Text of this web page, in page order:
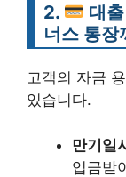
2.
대
너스 통장
고객의 자금
있습니다.
만기일
입금받